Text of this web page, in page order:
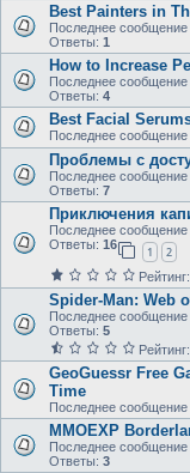
Best Painters in
Последнее сообщение
Ответы: 1
How to Increase
Последнее сообщение
Ответы: 4
Best Facial
Последнее сообщение
Проблемы с
Последнее сообщение
Ответы: 7
Приключения
Последнее сообщение
Ответы: 16
1 2
Spider-Man: Web
Последнее сообщение
Ответы: 5
GeoGuessr Free
Time
Последнее сообщение
MMOEXP
Последнее сообщение
Ответы: 3